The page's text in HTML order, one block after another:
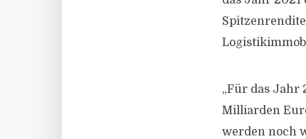
„Für das Jahr
Milliarden
werden noch